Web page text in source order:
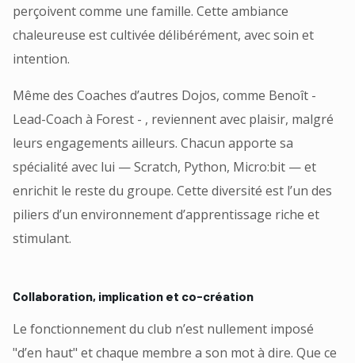
perçoivent comme une famille. Cette ambiance
chaleureuse est cultivée délibérément, avec soin et
intention.
Même des Coaches d’autres Dojos, comme Benoît -
Lead-Coach à Forest - , reviennent avec plaisir, malgré
leurs engagements ailleurs. Chacun apporte sa
spécialité avec lui — Scratch, Python, Micro:bit — et
enrichit le reste du groupe. Cette diversité est l’un des
piliers d’un environnement d’apprentissage riche et
stimulant.
Collaboration, implication et co-création
Le fonctionnement du club n’est nullement imposé
"d’en haut" et chaque membre a son mot à dire. Que ce